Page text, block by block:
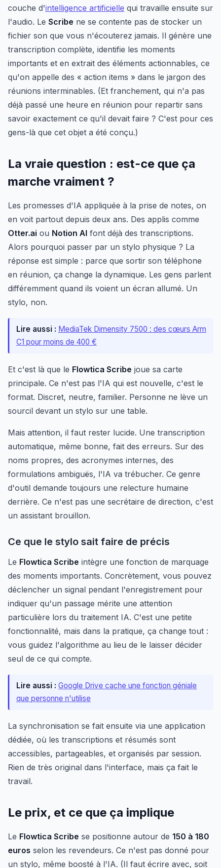
couche d'intelligence artificielle qui travaille ensuite sur
l'audio. Le Scribe ne se contente pas de stocker un
fichier son que vous n'écouterez jamais. Il génère une
transcription complète, identifie les moments
importants et en extrait des éléments actionnables, ce
qu'on appelle des « action items » dans le jargon des
réunions interminables. (Et franchement, qui n'a pas
déjà passé une heure en réunion pour repartir sans
savoir exactement ce qu'il devait faire ? C'est pour ces
gens-là que cet objet a été conçu.)
La vraie question : est-ce que ça
marche vraiment ?
Les promesses d'IA appliquée à la prise de notes, on
en voit partout depuis deux ans. Des applis comme
Otter.ai ou Notion AI font déjà des transcriptions.
Alors pourquoi passer par un stylo physique ? La
réponse est simple : parce que sortir son téléphone
en réunion, ça change la dynamique. Les gens parlent
différemment quand ils voient un écran allumé. Un
stylo, non.
Lire aussi : MediaTek Dimensity 7500 : des cœurs Arm
C1 pour moins de 400 €
Et c'est là que le Flowtica Scribe joue sa carte
principale. Ce n'est pas l'IA qui est nouvelle, c'est le
format. Discret, neutre, familier. Personne ne lève un
sourcil devant un stylo sur une table.
Mais attention, il faut rester lucide. Une transcription
automatique, même bonne, fait des erreurs. Sur des
noms propres, des acronymes internes, des
formulations ambiguës, l'IA va trébucher. Ce genre
d'outil demande toujours une relecture humaine
derrière. Ce n'est pas une secrétaire de direction, c'est
un assistant brouillon.
Ce que le stylo sait faire de précis
Le Flowtica Scribe intègre une fonction de marquage
des moments importants. Concrètement, vous pouvez
déclencher un signal pendant l'enregistrement pour
indiquer qu'un passage mérite une attention
particulière lors du traitement IA. C'est une petite
fonctionnalité, mais dans la pratique, ça change tout :
vous guidez l'algorithme au lieu de le laisser décider
seul de ce qui compte.
Lire aussi : Google Drive cache une fonction géniale
que personne n'utilise
La synchronisation se fait ensuite via une application
dédiée, où les transcriptions et résumés sont
accessibles, partageables, et organisés par session.
Rien de très original dans l'interface, mais ça fait le
travail.
Le prix, et ce que ça implique
Le Flowtica Scribe se positionne autour de 150 à 180
euros selon les revendeurs. Ce n'est pas donné pour
un stylo, même boosté à l'IA. (Il faut écrire avec, soit